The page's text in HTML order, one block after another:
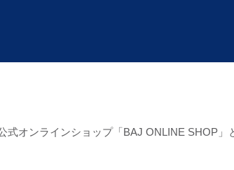
オンラインショップ「BAJ ONLINE SHOP